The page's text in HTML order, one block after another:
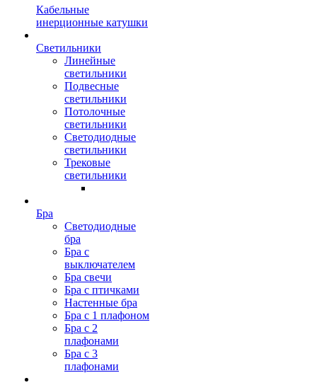
Кабельные
инерционные катушки
Светильники
Линейные
светильники
Подвесные
светильники
Потолочные
светильники
Светодиодные
светильники
Трековые
светильники
Бра
Светодиодные
бра
Бра с
выключателем
Бра свечи
Бра с птичками
Настенные бра
Бра с 1 плафоном
Бра с 2
плафонами
Бра с 3
плафонами